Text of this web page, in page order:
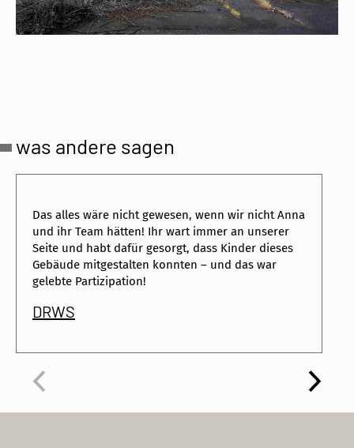
was andere sagen
Das alles wäre nicht gewesen, wenn wir nicht Anna
und ihr Team hätten! Ihr wart immer an unserer
Seite und habt dafür gesorgt, dass Kinder dieses
Gebäude mitgestalten konnten – und das war
gelebte Partizipation!
DRWS